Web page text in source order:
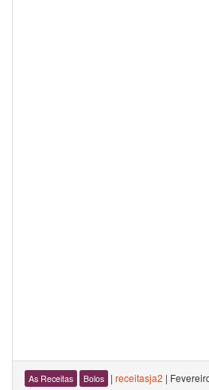
As Receitas Bolos | receitasja2 |